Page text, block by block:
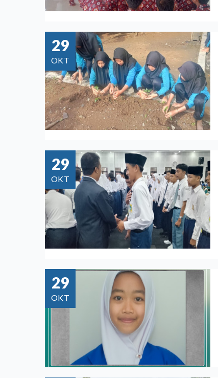
29
OKT
29
OKT
29
OKT